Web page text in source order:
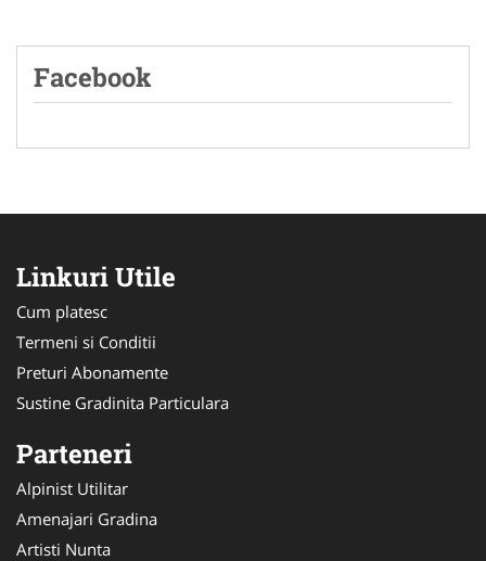
Facebook
Linkuri Utile
Cum platesc
Termeni si Conditii
Preturi Abonamente
Sustine Gradinita Particulara
Parteneri
Alpinist Utilitar
Amenajari Gradina
Artisti Nunta